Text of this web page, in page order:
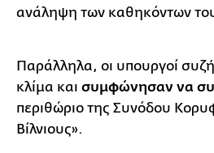
ανάληψη των καθηκόντων
Παράλληλα, οι υπουργοί
κλίμα και συμφώνησαν να
περιθώριο της Συνόδου
Βίλνιους».